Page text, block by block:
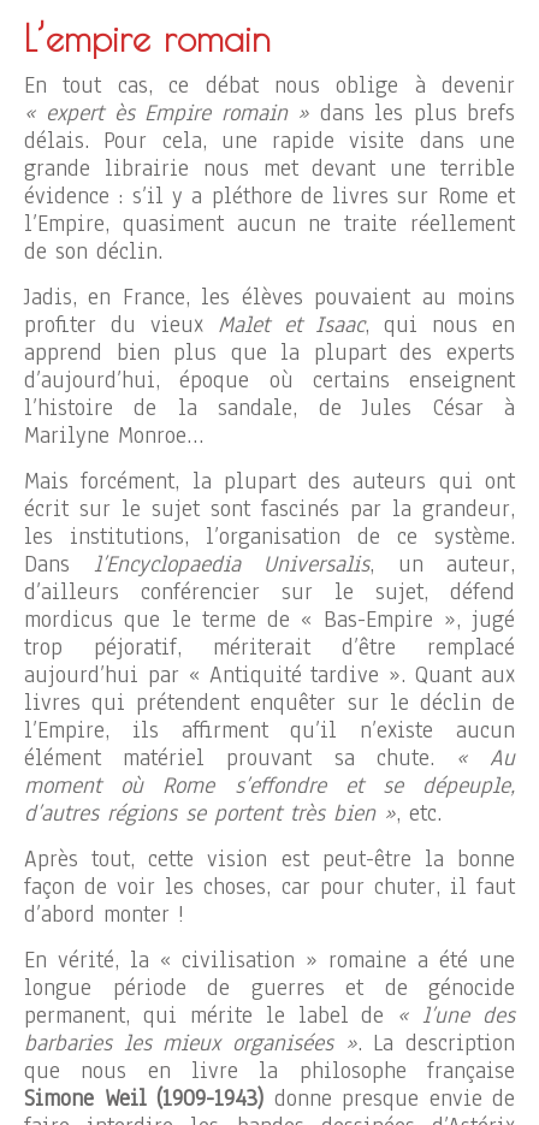
L’empire romain
En tout cas, ce débat nous oblige à devenir
« expert ès Empire romain » dans les plus brefs
délais. Pour cela, une rapide visite dans une
grande librairie nous met devant une terrible
évidence : s’il y a pléthore de livres sur Rome et
l’Empire, quasiment aucun ne traite réellement
de son déclin.
Jadis, en France, les élèves pouvaient au moins
profiter du vieux Malet et Isaac, qui nous en
apprend bien plus que la plupart des experts
d’aujourd’hui, époque où certains enseignent
l’histoire de la sandale, de Jules César à
Marilyne Monroe…
Mais forcément, la plupart des auteurs qui ont
écrit sur le sujet sont fascinés par la grandeur,
les institutions, l’organisation de ce système.
Dans l’Encyclopaedia Universalis, un auteur,
d’ailleurs conférencier sur le sujet, défend
mordicus que le terme de « Bas-Empire », jugé
trop péjoratif, mériterait d’être remplacé
aujourd’hui par « Antiquité tardive ». Quant aux
livres qui prétendent enquêter sur le déclin de
l’Empire, ils affirment qu’il n’existe aucun
élément matériel prouvant sa chute. « Au
moment où Rome s’effondre et se dépeuple,
d’autres régions se portent très bien », etc.
Après tout, cette vision est peut-être la bonne
façon de voir les choses, car pour chuter, il faut
d’abord monter !
En vérité, la « civilisation » romaine a été une
longue période de guerres et de génocide
permanent, qui mérite le label de « l’une des
barbaries les mieux organisées ». La description
que nous en livre la philosophe française
Simone Weil (1909-1943) donne presque envie de